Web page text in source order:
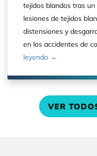
tejidos blandos tras
lesiones de tejidos
distensiones y
en los accidentes de
leyendo →
VER